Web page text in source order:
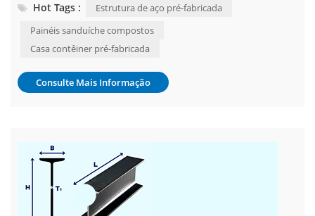
global, a Feira de Cantão atrai milhares de compradores de todo o
mundo. Ciente disso, a Yumisteel investiu semanas no design do
estande, na exposição ...
Hot Tags :
Estrutura de aço pré-fabricada
Painéis sanduíche compostos
Casa contêiner pré-fabricada
Consulte Mais Informação